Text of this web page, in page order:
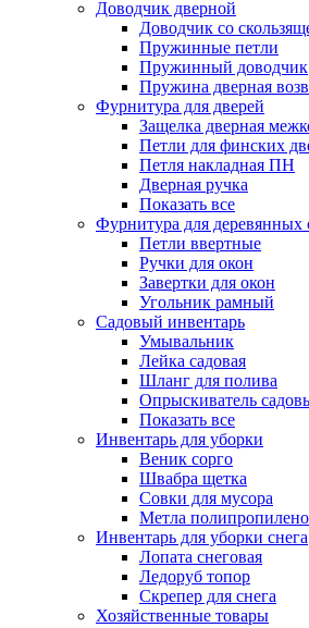
Доводчик дверной
Доводчик со
Пружинные петли
Пружинный доводчик
Пружина дверная
Фурнитура для дверей
Защелка дверная
Петли для финских
Петля накладная ПН
Дверная ручка
Показать все
Фурнитура для деревянных
Петли ввертные
Ручки для окон
Завертки для окон
Угольник рамный
Садовый инвентарь
Умывальник
Лейка садовая
Шланг для полива
Опрыскиватель
Показать все
Инвентарь для уборки
Веник сорго
Швабра щетка
Совки для мусора
Метла
Инвентарь для уборки снега
Лопата снеговая
Ледоруб топор
Скрепер для снега
Хозяйственные товары